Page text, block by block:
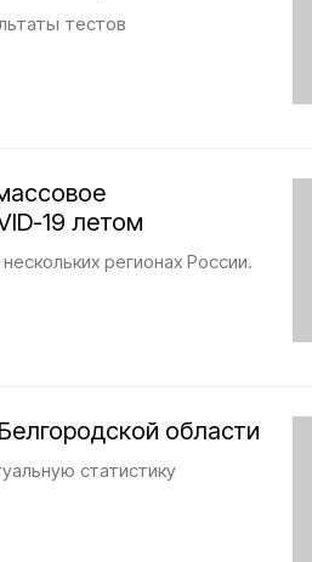
тестов
19 летом
регионах России.
области
статистику